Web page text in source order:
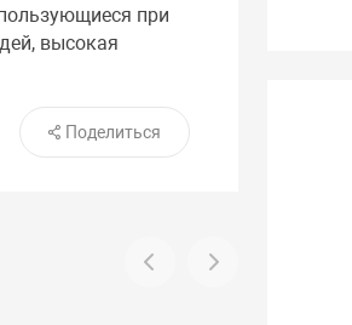
при
высокая
Поделиться